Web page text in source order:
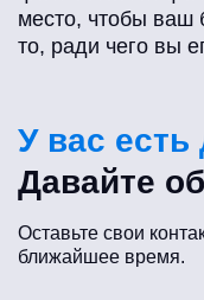
место, чтобы ваш
то, ради чего вы
У вас есть
Давайте
Оставьте свои
ближайшее время.